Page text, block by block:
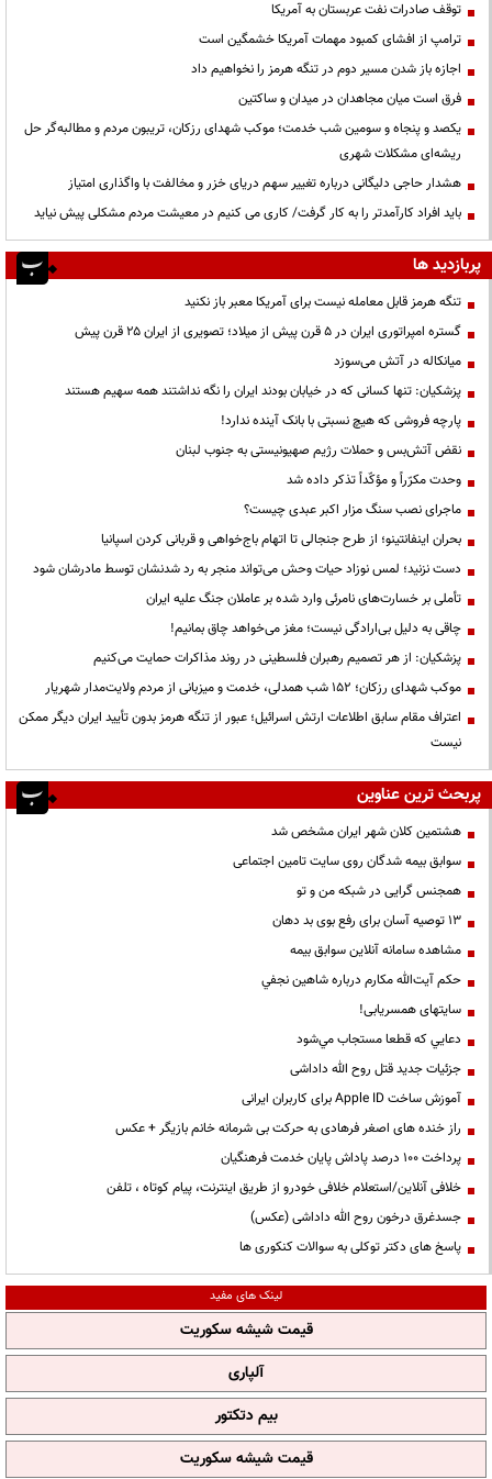
توقف صادرات نفت عربستان به آمریکا
ترامپ از افشای کمبود مهمات آمریکا خشمگین است
اجازه باز شدن مسیر دوم در تنگه هرمز را نخواهیم داد
فرق است میان مجاهدان در میدان و ساکتین
یکصد و پنجاه و سومین شب خدمت؛ موکب شهدای رزکان، تریبون مردم و مطالبه‌گر حل
ریشه‌ای مشکلات شهری
هشدار حاجی دلیگانی درباره تغییر سهم دریای خزر و مخالفت با واگذاری امتیاز
باید افراد کارآمدتر را به کار گرفت/ کاری می کنیم در معیشت مردم مشکلی پیش نیاید
پربازدید ها
تنگه هرمز قابل معامله نیست برای آمریکا معبر باز نکنید
گستره امپراتوری ایران در ۵ قرن پیش از میلاد؛ تصویری از ایران ۲۵ قرن پیش
میانکاله در آتش می‌سوزد
پزشکیان: تنها کسانی که در خیابان بودند ایران را نگه نداشتند همه سهیم هستند
پارچه فروشی که هیچ نسبتی با بانک آینده ندارد!
نقض آتش‌بس و حملات رژیم صهیونیستی به جنوب لبنان
وحدت مکرّراً و مؤکّداً تذکر داده شد
ماجرای نصب سنگ مزار اکبر عبدی چیست؟
بحران اینفانتینو؛ از طرح جنجالی تا اتهام باج‌خواهی و قربانی کردن اسپانیا
دست نزنید؛ لمس نوزاد حیات وحش می‌تواند منجر به رد شدنشان توسط مادرشان شود
تأملی بر خسارت‌های نامرئی وارد شده بر عاملان جنگ علیه ایران
چاقی به دلیل بی‌ارادگی نیست؛ مغز می‌خواهد چاق بمانیم!
پزشکیان: از هر تصمیم رهبران فلسطینی در روند مذاکرات حمایت می‌کنیم
موکب شهدای رزکان؛ ۱۵۲ شب همدلی، خدمت و میزبانی از مردم ولایت‌مدار شهریار
اعتراف مقام سابق اطلاعات ارتش اسرائیل؛ عبور از تنگه هرمز بدون تأیید ایران دیگر ممکن
نیست
پربحث ترین عناوین
هشتمین کلان شهر ایران مشخص شد
سوابق بیمه شدگان روی سایت تامین اجتماعی
همجنس گرایی در شبکه من و تو
13 توصیه آسان برای رفع بوی بد دهان
مشاهده سامانه آنلاين سوابق بیمه
حكم آيت‌الله مكارم درباره شاهين نجفي
سایتهای همسریابی!
دعايي كه قطعا مستجاب مي‌شود
جزئیات جدید قتل روح الله داداشی
آموزش ساخت Apple ID برای کاربران ایرانی
راز خنده های اصغر فرهادی به حرکت بی شرمانه خانم بازیگر + عکس
پرداخت ۱۰۰ درصد پاداش پایان خدمت فرهنگیان
خلافی آنلاین/استعلام خلافی خودرو از طریق اینترنت، پیام کوتاه ، تلفن
جسدغرق درخون روح الله داداشی (عکس)
پاسخ های دکتر توکلی به سوالات کنکوری ها
لینک های مفید
قیمت شیشه سکوریت
آلپاری
بیم دتکتور
قیمت شیشه سکوریت